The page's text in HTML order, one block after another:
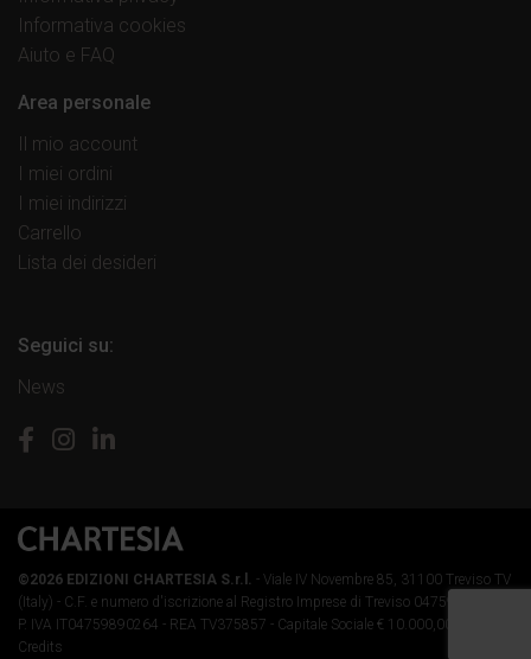
Informativa cookies
Aiuto e FAQ
Area personale
Il mio account
I miei ordini
I miei indirizzi
Carrello
Lista dei desideri
Seguici su:
News
©2026 EDIZIONI CHARTESIA S.r.l.
- Viale IV Novembre 85, 31100 Treviso TV
(Italy) - C.F. e numero d'iscrizione al Registro Imprese di Treviso 04759890264 -
P. IVA IT04759890264 - REA TV375857 - Capitale Sociale € 10.000,00 i.v.
Credits